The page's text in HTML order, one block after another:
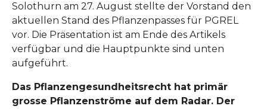
Solothurn am 27. August stellte der Vorstand den
aktuellen Stand des Pflanzenpasses für PGREL
vor. Die Präsentation ist am Ende des Artikels
verfügbar und die Hauptpunkte sind unten
aufgeführt.
Das Pflanzengesundheitsrecht hat primär
grosse Pflanzenströme auf dem Radar. Der